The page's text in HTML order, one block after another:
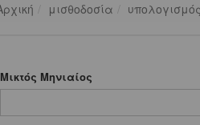
μισθοδοσία
Mικτός Μηνιαίος